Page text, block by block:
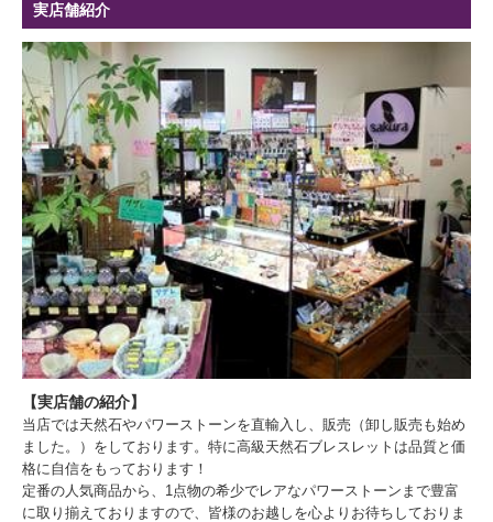
実店舗紹介
【実店舗の紹介】
当店では天然石やパワーストーンを直輸入し、販売（卸し販売も始め
ました。）をしております。特に高級天然石ブレスレットは品質と価
格に自信をもっております！
定番の人気商品から、1点物の希少でレアなパワーストーンまで豊富
に取り揃えておりますので、皆様のお越しを心よりお待ちしておりま